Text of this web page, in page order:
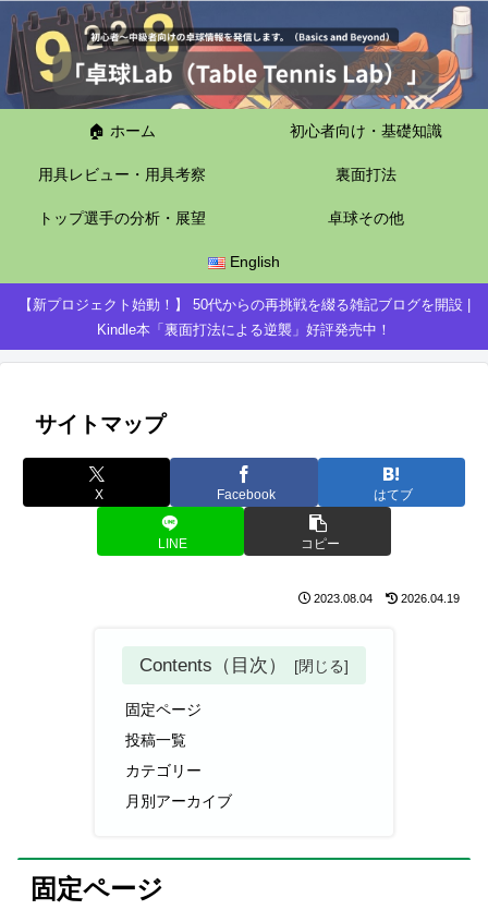
🏠 ホーム 初心者向け・基礎知識
用具レビュー・用具考察 裏面打法
トップ選手の分析・展望 卓球その他
English
【新プロジェクト始動！】 50代からの再挑戦を綴る雑記ブログを開設 |
Kindle本「裏面打法による逆襲」好評発売中！
サイトマップ
X Facebook はてブ
LINE コピー
2023.08.04 2026.04.19
Contents（目次）
固定ページ
投稿一覧
カテゴリー
月別アーカイブ
固定ページ